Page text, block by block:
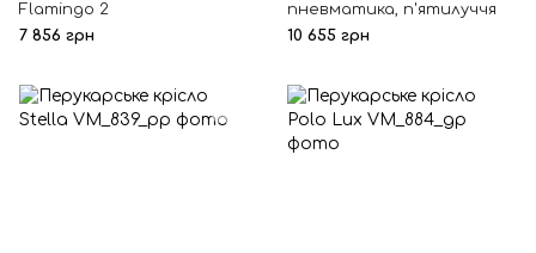
Flamingo 2
7 856 грн
пневматика, п'ятилуччя
10 655 грн